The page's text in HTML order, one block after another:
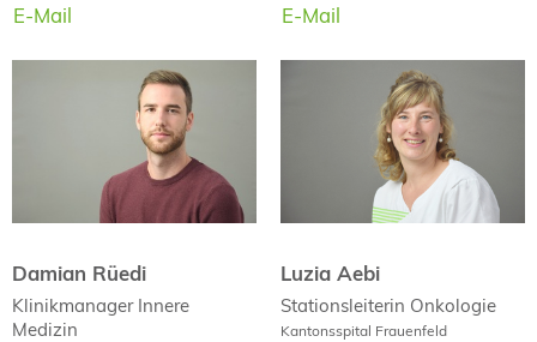
E-Mail E-Mail
Damian Rüedi
Klinikmanager Innere
Medizin
Damian Rüedi
Luzia Aebi
Stationsleiterin Onkologie
Kantonsspital Frauenfeld
Luzia Aebi